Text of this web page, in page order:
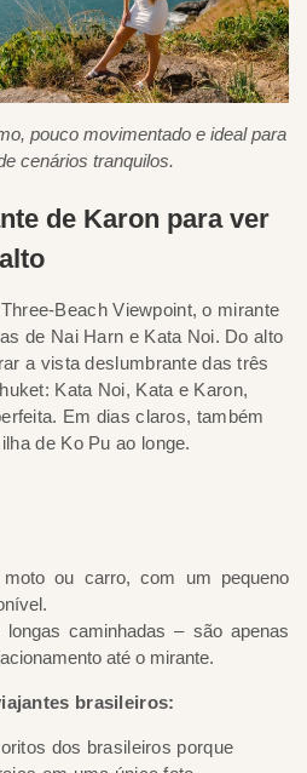
pouco movimentado e ideal para
cenários tranquilos.
de Karon para ver
Beach Viewpoint, o mirante
de Nai Harn e Kata Noi. Do alto
a vista deslumbrante das três
Kata Noi, Kata e Karon,
Em dias claros, também
de Ko Pu ao longe.
ou carro, com um pequeno
caminhadas – são apenas
até o mirante.
brasileiros:
dos brasileiros porque